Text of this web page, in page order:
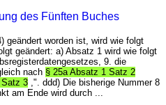
des Fünften Buches
geändert worden ist, wird wie folgt
geändert: a) Absatz 1 wird wie folgt
9. die
nach § 25a Absatz 1 Satz 2
Satz 3 ,". ddd) Die bisherige Nummer 8
am Ende wird durch ...